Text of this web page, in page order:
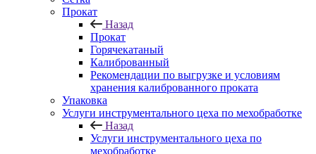
Прокат
Назад
Прокат
Горячекатаный
Калиброванный
Рекомендации по выгрузке и условиям
хранения калиброванного проката
Упаковка
Услуги инструментального цеха по мехобработке
Назад
Услуги инструментального цеха по
мехобработке